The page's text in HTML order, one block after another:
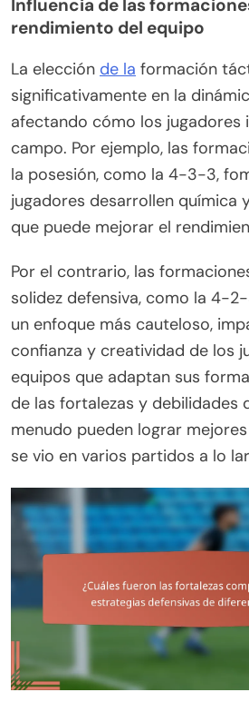
Influencia de las
rendimiento del equipo
La elección de la formación
significativamente en la
afectando cómo los jugadores
campo. Por ejemplo, las
la posesión, como la 4-3-3,
jugadores desarrollen química
que puede mejorar el
Por el contrario, las
solidez defensiva, como la 4-
un enfoque más cauteloso,
confianza y creatividad de los
equipos que adaptan sus
de las fortalezas y debilidades
menudo pueden lograr
se vio en varios partidos a lo